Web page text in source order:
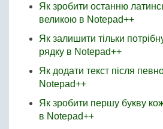
Як зробити останню
великою в Notepad++
Як залишити тільки
рядку в Notepad++
Як додати текст після
Notepad++
Як зробити першу букву
в Notepad++